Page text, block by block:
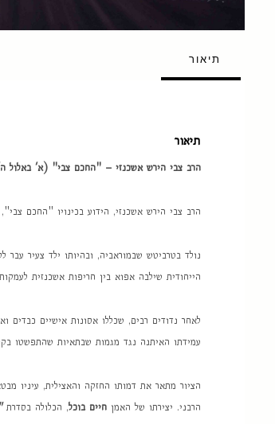
תיאור
תיאור
הרב צבי הירש אשכנזי – "החכם צבי" (א' באלול ה'תי"ח, 1658 – א' באייר
הרב צבי הירש אשכנזי, הידוע בכינויו "החכם
נולד בטרביטש שבמוראביה, ובהיותו ילד צעיר
הייחודית שילבה אפוא בין חריפות אשכנזית
לאחר נדודים רבים, שכללו אסונות אישיים
עמידתו האיתנה נגד מגמות שבתאיות שהתפשטו
הציור מתאר את דמותו החזקה והאצילית, עיניו
הרבני. יצירתו של האמןחיים בוכל, הכלולה בסדרת